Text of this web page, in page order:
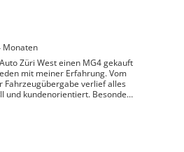
Monaten
Züri West einen MG4 gekauft
mit meiner Erfahrung. Vom
Fahrzeugübergabe verlief alles
und kundenorientiert. Besonders
die hervorragende Beratung
Er hat sich viel Zeit